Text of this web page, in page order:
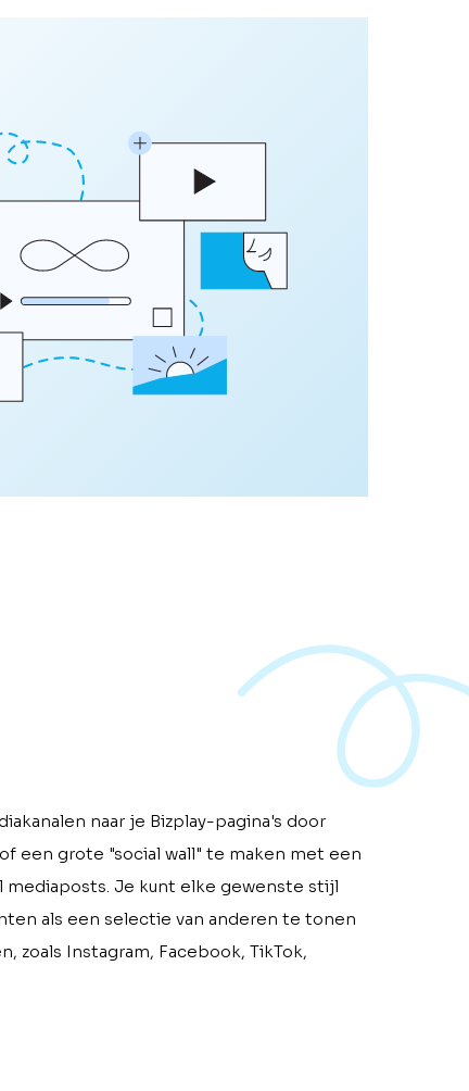
naar je Bizplay-pagina's door
een grote "social wall" te maken met een
mediaposts. Je kunt elke gewenste stijl
als een selectie van anderen te tonen
zoals Instagram, Facebook, TikTok,